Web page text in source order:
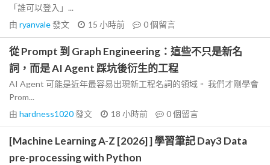
「誰可以登入」...
由 ryanvale發文 15 小時前 0個留言
從 Prompt 到 Graph Engineering：這些不只是新名
詞，而是 AI Agent 踩坑後衍生的工程
AI Agent 可能是近年最容易出現新工程名詞的領域。 我們才剛學會
Prom...
由 hardness1020發文 18 小時前 0個留言
[Machine Learning A-Z [2026] ] 學習筆記 Day3 Data
pre-processing with Python